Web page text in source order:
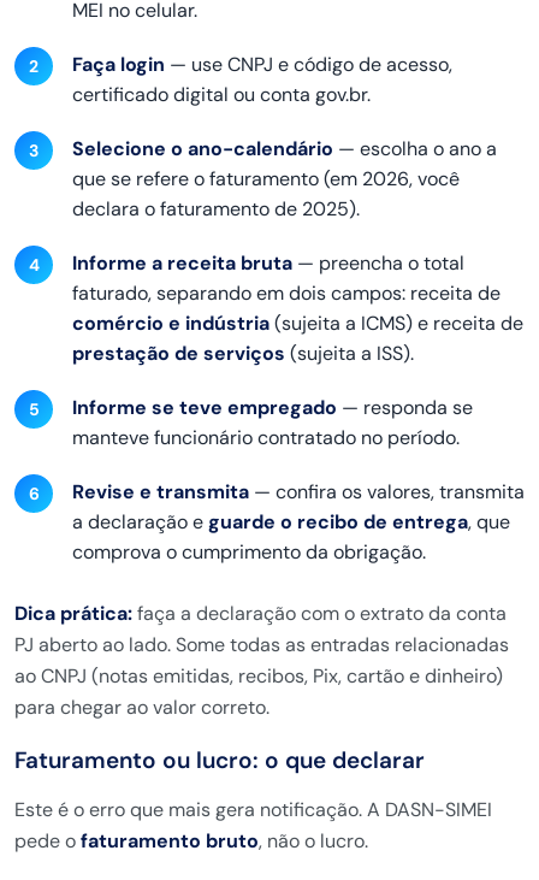
MEI nocelular.
Faça login — use CNPJ ecódigo de acesso,
certificado digital ou conta gov.br.
Selecione o ano-calendário — escolha o ano a
que se refere ofaturamento (em 2026, você
declara ofaturamento de 2025).
Informe a receita bruta — preencha o total
faturado, separando em doiscampos: receita de
comércio e indústria(sujeita a ICMS) e receita de
prestação de serviços (sujeita a ISS).
Informe se teve empregado — responda se
manteve funcionáriocontratado no período.
Revise e transmita — confira osvalores, transmita
a declaração eguarde o recibo de entrega, que
comprova o cumprimento da obrigação.
Dica prática:faça a declaração como extrato da conta
PJ aberto ao lado.Some todas as entradas relacionadas
aoCNPJ (notas emitidas, recibos, Pix,cartão e dinheiro)
para chegar ao valorcorreto.
Faturamento ou lucro: o que declarar
Este é o erro que maisgera notificação. A DASN-SIMEI
pede ofaturamento bruto, não o lucro.